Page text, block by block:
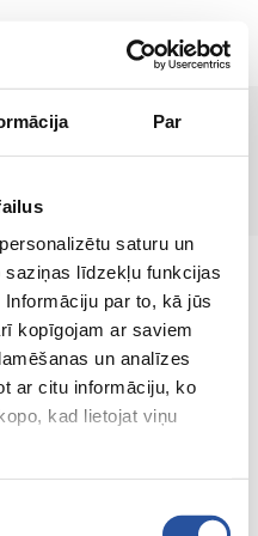
Par
saturu un
līdzekļu funkcijas
par to, kā jūs
kopīgojam ar saviem
un analīzes
ar citu informāciju, ko
kad lietojat viņu
ET
leitud!
ja kvaliteetsete
on meie
aia jaoks!